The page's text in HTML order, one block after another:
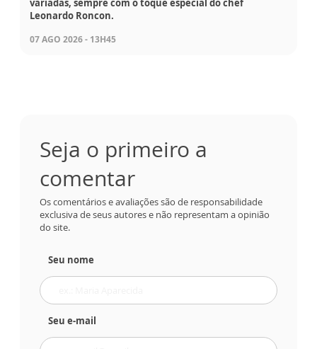
Leonardo Roncon.
07 AGO 2026 - 13H45
Seja o primeiro a
comentar
Os comentários e avaliações são de responsabilidade
exclusiva de seus autores e não representam a opinião
do site.
Seu nome
Seu e-mail